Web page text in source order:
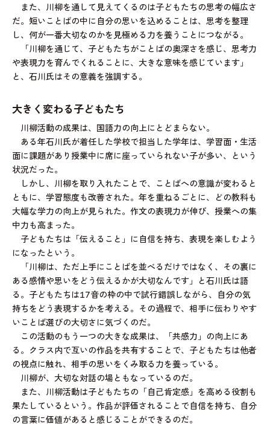
また、川柳を通して見えてくるのは子どもたちの思考の幅広さ
だ。短いことばの中に自分の思いを込めることは、思考を整理
し、何が一番大切なのかを見極める力を養うことにつながる。
「川柳を通じて、子どもたちがことばの奥深さを感じ、思考力
や表現力を育んでくれることに、大きな意味を感じています」
と、石川氏はその意義を強調する。
大きく変わる子どもたち
川柳活動の成果は、国語力の向上にとどまらない。
ある年石川氏が着任した学校で担当した学年は、学習面・生活
面に課題があり授業中に席に座っていられない子が多い、という
状況だった。
しかし、川柳を取り入れたことで、ことばへの意識が変わると
ともに、学習態度も改善された。年を重ねるごとに、どの教科も
大幅な学力の向上が見られた。作文の表現力が伸び、授業への集
中力も高まった。
子どもたちは「伝えること」に自信を持ち、表現を楽しむよう
になったという。
「川柳は、ただ上手にことばを並べるだけではなく、その裏に
ある感情や思いをどう伝えるかが大切なんです」と石川氏は語
る。子どもたちは17音の枠の中で試行錯誤しながら、自分の気
持ちをどう表現するかを考える。その過程で、相手に伝わりやす
いことば選びの大切さに気づくのだ。
この活動のもう一つの大きな成果は、「共感力」の向上にあ
る。クラス内で互いの作品を共有することで、子どもたちは他者
の視点に触れ、相手の思いをくみ取る力を養っている。
川柳が、大切な対話の場ともなっているのだ。
また、川柳活動は子どもたちの「自己肯定感」を高める役割も
果たしているという。作品が評価されることで自信を持ち、自分
の言葉に価値があると感じることができるのだ。